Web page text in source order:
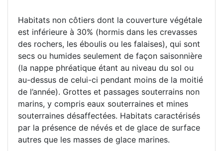
Habitats non côtiers dont la couverture végétale
est inférieure à 30% (hormis dans les crevasses
des rochers, les éboulis ou les falaises), qui sont
secs ou humides seulement de façon saisonnière
(la nappe phréatique étant au niveau du sol ou
au-dessus de celui-ci pendant moins de la moitié
de l’année). Grottes et passages souterrains non
marins, y compris eaux souterraines et mines
souterraines désaffectées. Habitats caractérisés
par la présence de névés et de glace de surface
autres que les masses de glace marines.